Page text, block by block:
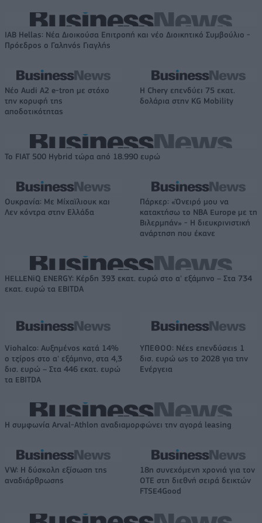
IAB Hellas: Νέα Διοικούσα Επιτροπή και νέο Διοικητικό Συμβούλιο -
Πρόεδρος ο Γαληνός Γιαγλής
Νέο Audi A2 e-tron με στόχο
την κορυφή της
αποδοτικότητας
Η Chery επενδύει 75 εκατ.
δολάρια στην KG Mobility
Το FIAT 500 Hybrid τώρα από 18.990 ευρώ
Ουκρανία: Με Μίχαϊλιουκ και
Λεν κόντρα στην Ελλάδα
Πάρκερ: «Όνειρό μου να
κατακτήσω το ΝΒΑ Europe με τη
Βιλερμπάν» - Η διευκρινιστική
ανάρτηση που έκανε
HELLENiQ ENERGY: Κέρδη 393 εκατ. ευρώ στο α' εξάμηνο – Στα 734
εκατ. ευρώ τα EBITDA
Viohalco: Αυξημένος κατά 14%
ο τζίρος στο α' εξάμηνο, στα 4,3
δισ. ευρώ – Στα 446 εκατ. ευρώ
τα EBITDA
ΥΠΕΘΟΟ: Νέες επενδύσεις 1
δισ. ευρώ ως το 2028 για την
Ενέργεια
Η συμφωνία Arval-Athlon αναδιαμορφώνει την αγορά leasing
VW: Η δύσκολη εξίσωση της
αναδιάρθρωσης
18η συνεχόμενη χρονιά για τον
ΟΤΕ στη διεθνή σειρά δεικτών
FTSE4Good